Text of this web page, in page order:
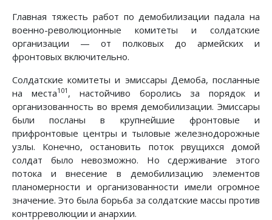
Главная тяжесть работ по демобилизации падала на
военно-революционные комитеты и солдатские
организации — от полковых до армейских и
фронтовых включительно.
Солдатские комитеты и эмиссары Демоба, посланные
на места101 , настойчиво боролись за порядок и
организованность во время демобилизации. Эмиссары
были посланы в крупнейшие фронтовые и
прифронтовые центры и тыловые железнодорожные
узлы. Конечно, остановить поток рвущихся домой
солдат было невозможно. Но сдерживание этого
потока и внесение в демобилизацию элементов
планомерности и организованности имели огромное
значение. Это была борьба за солдатские массы против
контрреволюции и анархии.